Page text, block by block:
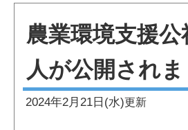
農業環境支援
人が公開されま
2024年2月21日(水)更新